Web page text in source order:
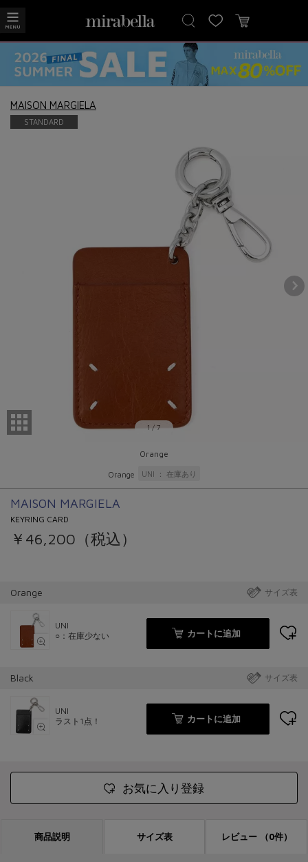
MAISON MARGIELA
STANDARD
1 /7
Orange
Orange UNI 在庫あり
MAISON MARGIELA
KEYRING CARD
￥46,200（税込）
サイズ表
Orange
UNI
○：在庫少ない
カートに追加
サイズ表
Black
UNI
ラスト1点！
カートに追加
お気に入り登録
商品説明 サイズ表 レビュー （0件）